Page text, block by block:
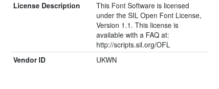
License Description
This Font Software is licensed
under the SIL Open Font License,
Version 1.1. This license is
available with a FAQ at:
http://scripts.sil.org/OFL
Vendor ID
UKWN